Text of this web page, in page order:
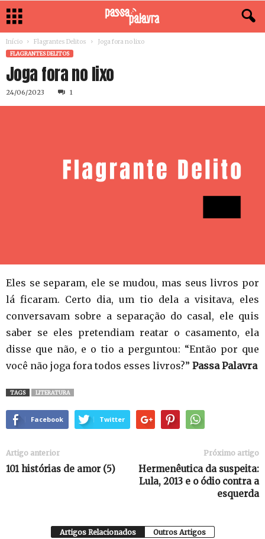
Início Flagrantes Delitos Joga fora no lixo
FLAGRANTES DELITOS
Joga fora no lixo
24/06/2023 1
Eles se separam, ele se mudou, mas seus livros por
lá ficaram. Certo dia, um tio dela a visitava, eles
conversavam sobre a separação do casal, ele quis
saber se eles pretendiam reatar o casamento, ela
disse que não, e o tio a perguntou: “Então por que
você não joga fora todos esses livros?” Passa Palavra
TAGS LITERATURA
Facebook Twitter
Artigo anterior
101 histórias de amor (5)
Próximo artigo
Hermenêutica da suspeita:
Lula, 2013 e o ódio contra a
esquerda
Artigos Relacionados Outros Artigos